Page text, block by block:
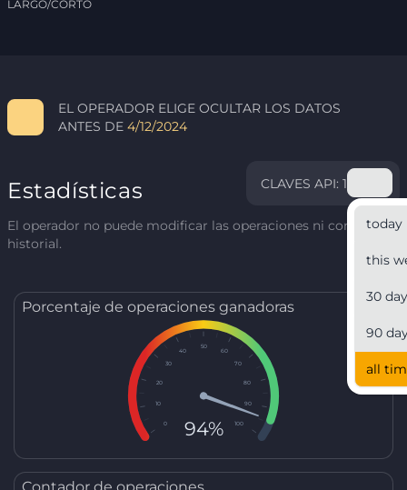
LARGO/CORTO
EL OPERADOR ELIGE OCULTAR LOS DATOS
ANTES DE 4/12/2024
Estadísticas CLAVES API: 1
today
this
30
90
all
El operador no puede modificar las operaciones ni corregir el
historial.
Porcentaje de operaciones ganadoras
0
10
20
30
40
50
60
70
80
90
100
94%